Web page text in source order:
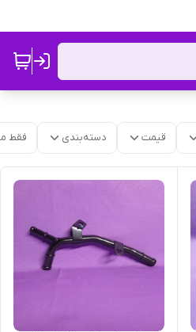
قیمت دسته‌بندی فقط